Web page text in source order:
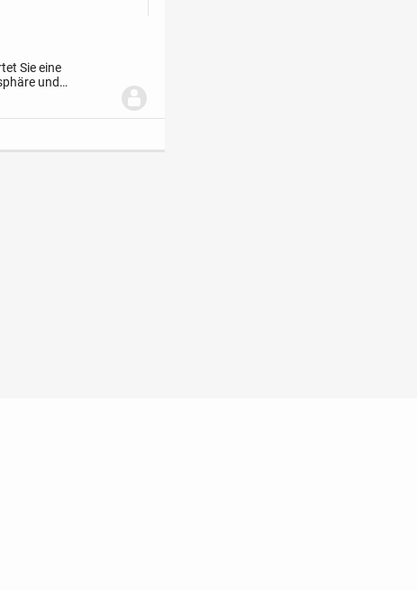
Sie eine
und
Diese exklusive